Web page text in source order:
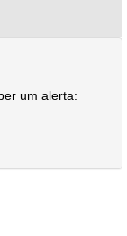
um alerta: